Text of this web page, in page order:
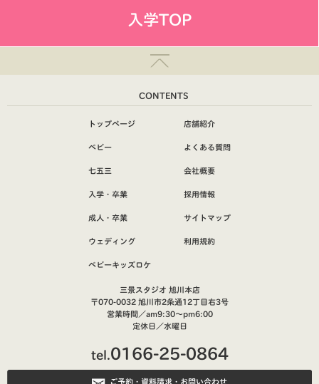
入学TOP
CONTENTS
トップページ
ベビー
七五三
入学・卒業
成人・卒業
ウェディング
ベビーキッズロケ
店舗紹介
よくある質問
会社概要
採用情報
サイトマップ
利用規約
三景スタジオ 旭川本店
〒070-0032 旭川市2条通12丁目右3号
営業時間／am9:30～pm6:00
定休日／水曜日
tel.0166-25-0864
ご予約・資料請求・お問い合わせ